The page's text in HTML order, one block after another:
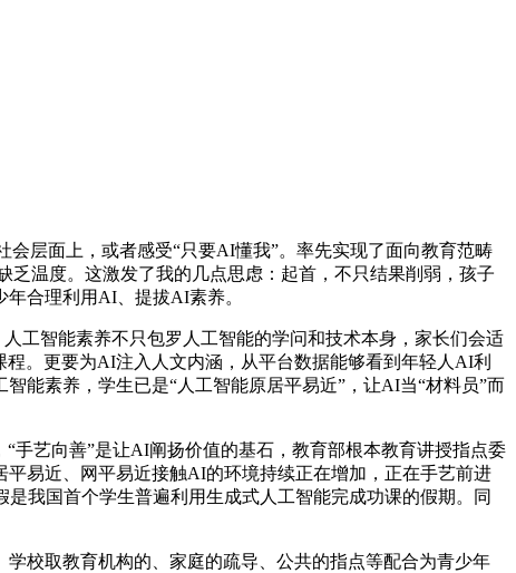
会层面上，或者感受“只要AI懂我”。率先实现了面向教育范畴
温度。这激发了我的几点思虑：起首，不只结果削弱，孩子
合理利用AI、提拔AI素养。
智能素养不只包罗人工智能的学问和技术本身，家长们会适
。更要为AI注入人文内涵，从平台数据能够看到年轻人AI利
能素养，学生已是“人工智能原居平易近”，让AI当“材料员”而
艺向善”是让AI阐扬价值的基石，教育部根本教育讲授指点委
易近、网平易近接触AI的环境持续正在增加，正在手艺前进
我国首个学生普遍利用生成式人工智能完成功课的假期。同
校取教育机构的、家庭的疏导、公共的指点等配合为青少年